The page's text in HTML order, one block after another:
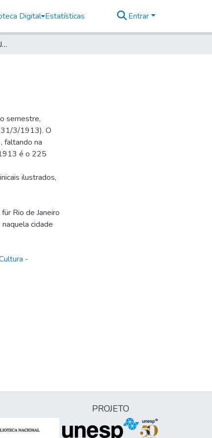
Digital Estatísticas Entrar
Deutsche Zeitung, 1913, Jahrg. XVI, nr. 053
semestre,
3/1913). O
faltando na
é o 225
ilustrados,
Rio de Janeiro
cidade
-
PROJETO